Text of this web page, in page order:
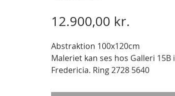
12.900,00 kr.
Abstraktion 100x120cm
Maleriet kan ses hos Galleri 15B i
Fredericia. Ring 2728 5640